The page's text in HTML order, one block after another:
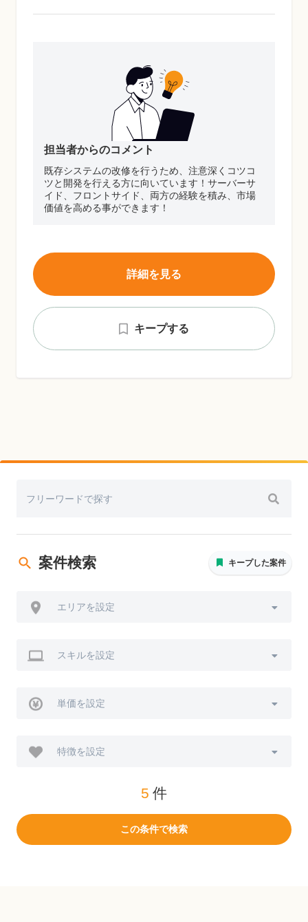
担当者からのコメント
既存システムの改修を行うため、注意深くコツコ
ツと開発を行える方に向いています！サーバーサ
イド、フロントサイド、両方の経験を積み、市場
価値を高める事ができます！
キープする
詳細を見る
案件検索 キープした案件
エリアを設定
スキルを設定
単価を設定
特徴を設定
5 件
この条件で検索